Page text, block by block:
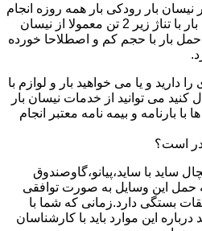
نیسان بار رودکی بار همه روزه انجام
می شود.برای حمل و جابجایی بار با تناژ زیر 2 تن معمولا از نیسان
بار با حجم کم و اصطلاحا خورده
و یا می خواهید بار و لوازم با
می توانید از خدمات نیسان بار
بارنامه و بیمه نامه معتبر انجام
است؟
ساید با ساید،پیانو،گاوصندوق
این وسایل به صورت توافقی
بستگی دارد.زمانی که شما با
این موارد باید با کارشناسان